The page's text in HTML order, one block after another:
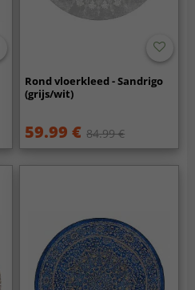
Rond vloerkleed - Sandrigo
(grijs/wit)
59.99 € 84.99 €